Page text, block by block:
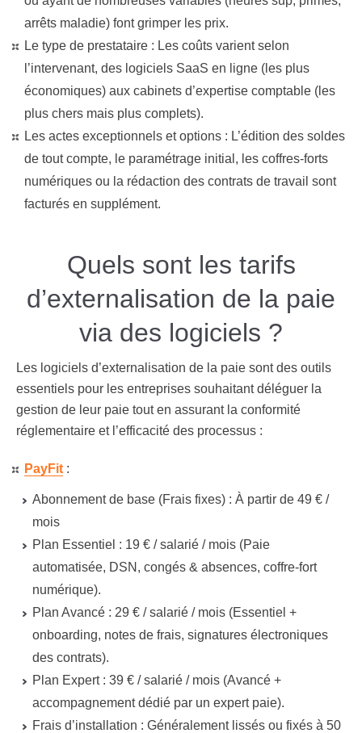
arrêts maladie) font grimper les prix.
Le type de prestataire : Les coûts varient selon
l’intervenant, des logiciels SaaS en ligne (les plus
économiques) aux cabinets d’expertise comptable (les
plus chers mais plus complets).
Les actes exceptionnels et options : L’édition des soldes
de tout compte, le paramétrage initial, les coffres-forts
numériques ou la rédaction des contrats de travail sont
facturés en supplément.
Quels sont les tarifs
d’externalisation de la paie
via des logiciels ?
Les logiciels d’externalisation de la paie sont des outils
essentiels pour les entreprises souhaitant déléguer la
gestion de leur paie tout en assurant la conformité
réglementaire et l’efficacité des processus :
PayFit :
Abonnement de base (Frais fixes) : À partir de 49 € /
mois
Plan Essentiel : 19 € / salarié / mois (Paie
automatisée, DSN, congés & absences, coffre-fort
numérique).
Plan Avancé : 29 € / salarié / mois (Essentiel +
onboarding, notes de frais, signatures électroniques
des contrats).
Plan Expert : 39 € / salarié / mois (Avancé +
accompagnement dédié par un expert paie).
Frais d’installation : Généralement lissés ou fixés à 50